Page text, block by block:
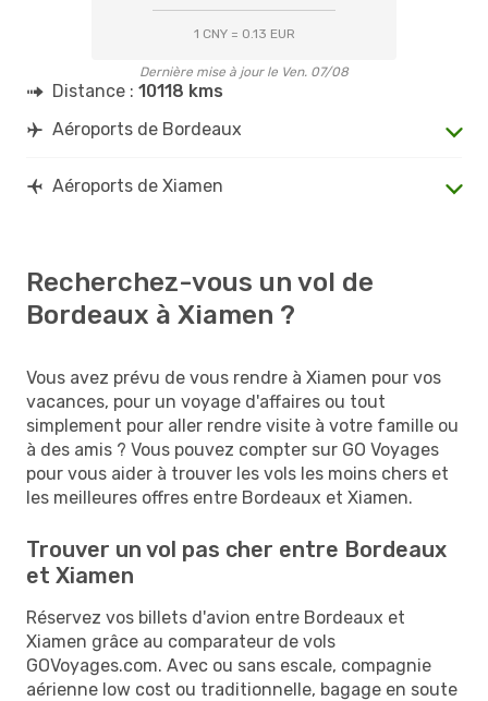
1 CNY = 0.13 EUR
Dernière mise à jour le Ven. 07/08
Distance : 10118 kms
Aéroports de Bordeaux
Aéroports de Xiamen
Recherchez-vous un vol de
Bordeaux à Xiamen ?
Vous avez prévu de vous rendre à Xiamen pour vos
vacances, pour un voyage d'affaires ou tout
simplement pour aller rendre visite à votre famille ou
à des amis ? Vous pouvez compter sur GO Voyages
pour vous aider à trouver les vols les moins chers et
les meilleures offres entre Bordeaux et Xiamen.
Trouver un vol pas cher entre Bordeaux
et Xiamen
Réservez vos billets d'avion entre Bordeaux et
Xiamen grâce au comparateur de vols
GOVoyages.com. Avec ou sans escale, compagnie
aérienne low cost ou traditionnelle, bagage en soute